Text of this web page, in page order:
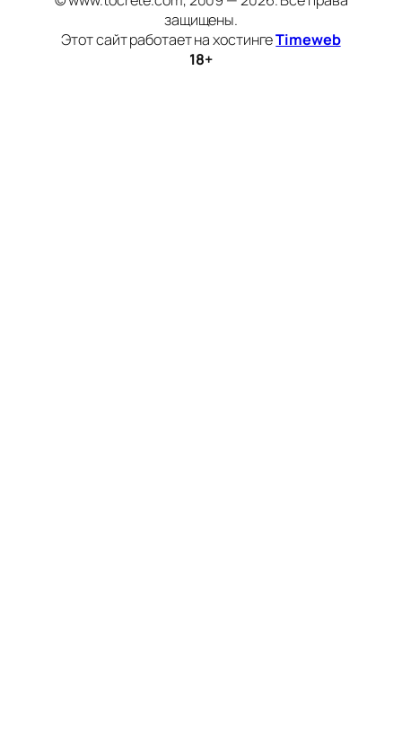
защищены.
Этот сайт работает на хостингеTimeweb
18+